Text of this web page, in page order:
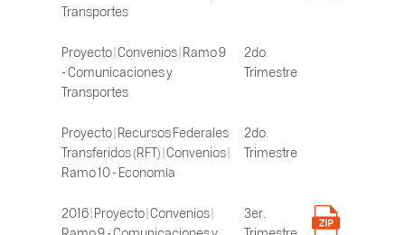
Transportes
Proyecto | Convenios | Ramo 9
- Comunicaciones y
Transportes
2do.
Trimestre
Proyecto | Recursos Federales
Transferidos (RFT) | Convenios |
Ramo 10 - Economía
2do.
Trimestre
2016 | Proyecto | Convenios |
3er.